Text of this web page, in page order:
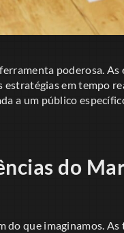
poderosa.
em tempo
a um público
do
do que imaginamos.